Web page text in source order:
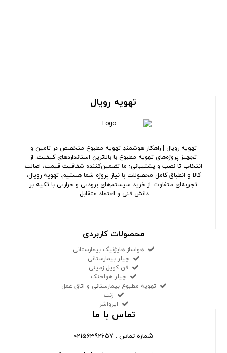
تهویه رویال
تهویه رویال | راهکار هوشمندِ تهویه مطبوع متخصص در تامین و
تجهیز پروژه‌های تهویه مطبوع با بالاترین استانداردهای کیفیت. از
انتخاب تا نصب و پشتیبانی؛ ما تضمین‌کننده شفافیت قیمت، اصالت
کالا و انطباق کامل محصولات با نیاز پروژه شما هستیم. تهویه رویال،
تجربه‌ای متفاوت از خرید سیستم‌های برودتی و حرارتی با تکیه بر
دانش فنی و اعتماد متقابل.
محصولات کاربردی
هواساز هایژنیک بیمارستانی
چیلر بیمارستانی
فن کویل زمینی
چیلر هواخنک
تهویه مطبوع بیمارستانی و اتاق عمل
زنت
ایرواشر
تماس با ما
شماره تماس : 02156392657